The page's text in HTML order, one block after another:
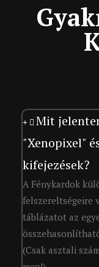
Mit
"Xenopixel"
kifejezések?
A Fénykardok
felszereltségeire
táblázatot az
(Csak asztali